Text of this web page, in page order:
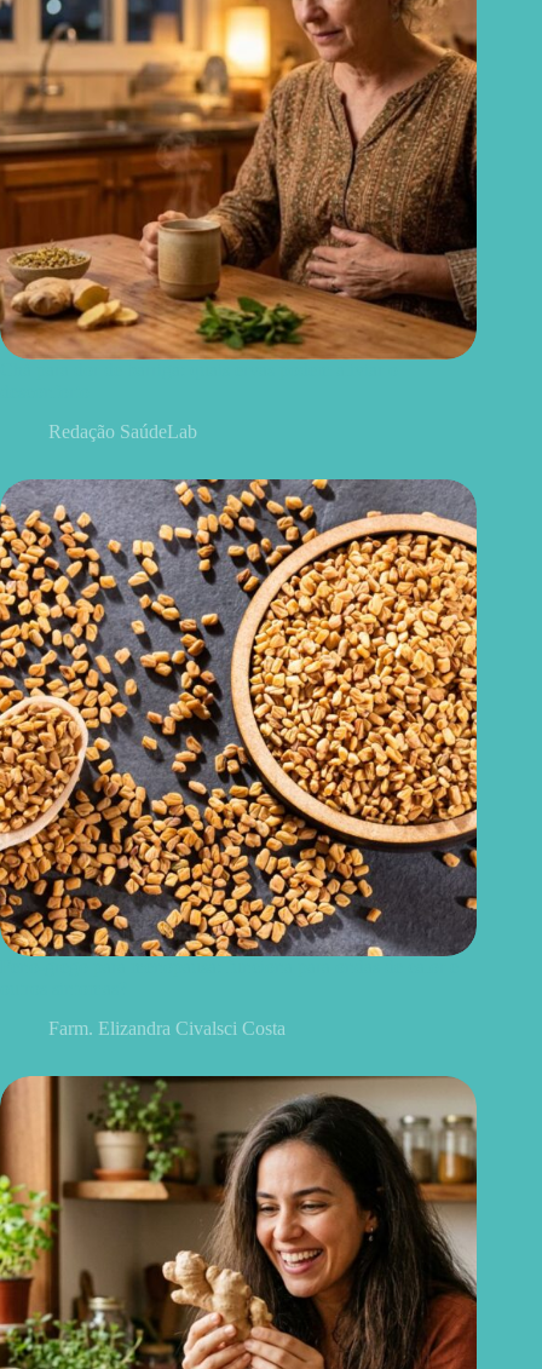
Redação SaúdeLab
Farm. Elizandra Civalsci Costa